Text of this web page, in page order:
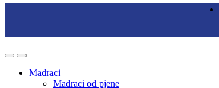
Madraci
Madraci od pjene